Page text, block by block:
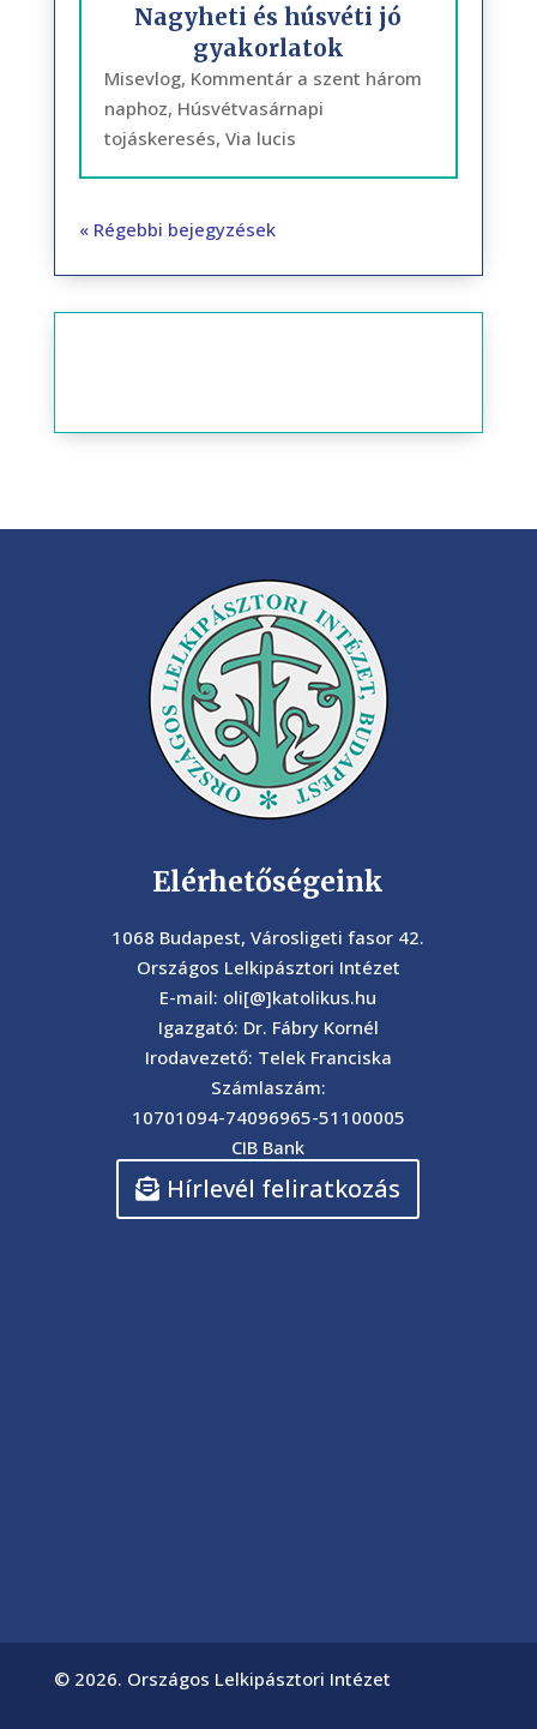
Nagyheti és húsvéti jó
gyakorlatok
Misevlog, Kommentár a szent három
naphoz, Húsvétvasárnapi
tojáskeresés, Via lucis
« Régebbi bejegyzések
Elérhetőségeink
1068 Budapest, Városligeti fasor 42.
Országos Lelkipásztori Intézet
E-mail: oli[@]katolikus.hu
Igazgató: Dr. Fábry Kornél
Irodavezető: Telek Franciska
Számlaszám:
10701094-74096965-51100005
CIB Bank
Hírlevél feliratkozás
© 2026. Országos Lelkipásztori Intézet